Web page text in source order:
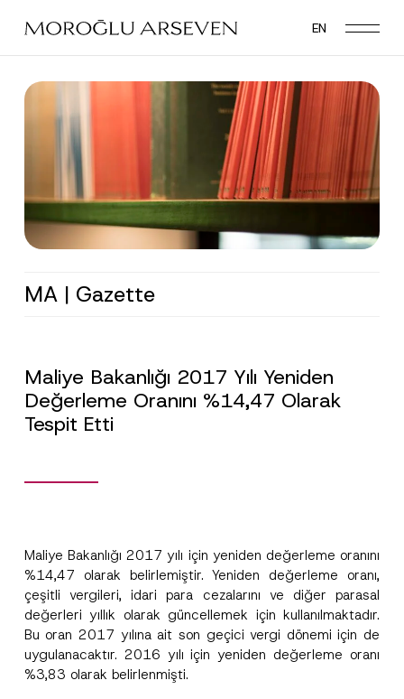
main
EN
MA | Gazette
Maliye Bakanlığı 2017 Yılı Yeniden
Değerleme Oranını %14,47 Olarak
Tespit Etti
Maliye Bakanlığı 2017 yılı için yeniden değerleme oranını
%14,47 olarak belirlemiştir. Yeniden değerleme oranı,
çeşitli vergileri, idari para cezalarını ve diğer parasal
değerleri yıllık olarak güncellemek için kullanılmaktadır.
Bu oran 2017 yılına ait son geçici vergi dönemi için de
uygulanacaktır. 2016 yılı için yeniden değerleme oranı
%3,83 olarak belirlenmişti.
Ad*
Soyad*
u
m
a
r
a